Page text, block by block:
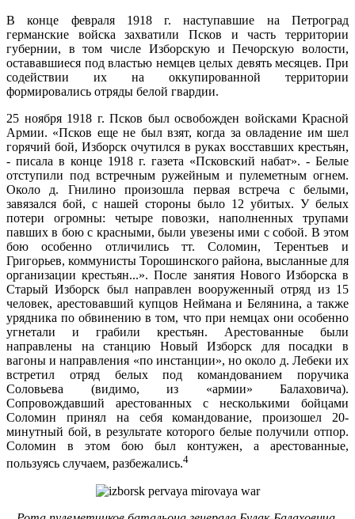
В конце февраля 1918 г. наступавшие на Петроград
германские войска захватили Псков и часть территории
губернии, в том числе Изборскую и Печорскую волости,
остававшиеся под властью немцев целых девять меся­цев. При
содействии их на оккупированной территории
формировались отряды белой гвардии.
25 ноября 1918 г. Псков был освобожден войсками Красной
Армии. «Псков еще не был взят, когда за овла­дение им шел
горячий бой, Изборск очутился в руках восставших крестьян,
- писала в конце 1918 г. газета «Псковский набат». - Белые
отступили под встречным ружейным и пулеметным огнем.
Около д. Гнилино про­изошла первая встреча с белыми,
завязался бой, с на­шей стороны было 12 убитых. У белых
потери огромны: четыре повозки, наполненных трупами
павших в бою с красными, были увезены ими с собой. В этом
бою осо­бенно отличились тт. Соломин, Терентьев и
Григорьев, коммунисты Торошинского района, высланные для
ор­ганизации крестьян...». После занятия Нового Изборска в
Старый Изборск был направлен вооруженный отряд из 15
человек, арестовавший купцов Неймана и Белянина, а также
урядника по обвинению в том, что при немцах они особенно
угнетали и грабили крестьян. Арестован­ные были
направлены на станцию Новый Изборск для посадки в
вагоны и направления «по инстанции», но около д. Лебеки их
встретил отряд белых под командо­ванием поручика
Соловьева (видимо, из «армии» Балаховича).
Сопровождавший арестованных с несколькими бойцами
Соломин принял на себя командование, прои­зошел 20-
минутный бой, в результате которого белые получили отпор.
Соломин в этом бою был контужен, а арестованные,
пользуясь случаем, разбежались.4